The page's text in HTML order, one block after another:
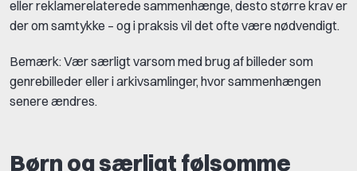
eller reklamerelaterede sammenhænge, desto større krav er
der om samtykke – og i praksis vil det ofte være nødvendigt.
Bemærk: Vær særligt varsom med brug af billeder som
genrebilleder eller i arkivsamlinger, hvor sammenhængen
senere ændres.
Børn og særligt følsomme